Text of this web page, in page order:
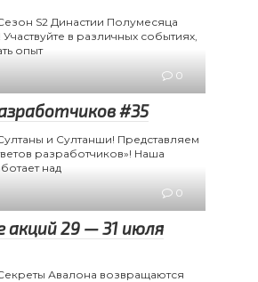
S2 Династии Полумесяца
Участвуйте в различных событиях,
опыт
0
#35
и Султанши! Представляем
разработчиков»! Наша
над
0
акций 29 — 31 июля
Авалона возвращаются